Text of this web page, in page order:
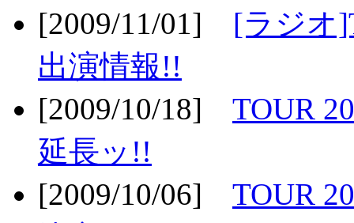
[2009/11/01] [ラジオ
出演情報!!
[2009/10/18] TOUR
延長ッ!!
[2009/10/06] TOUR